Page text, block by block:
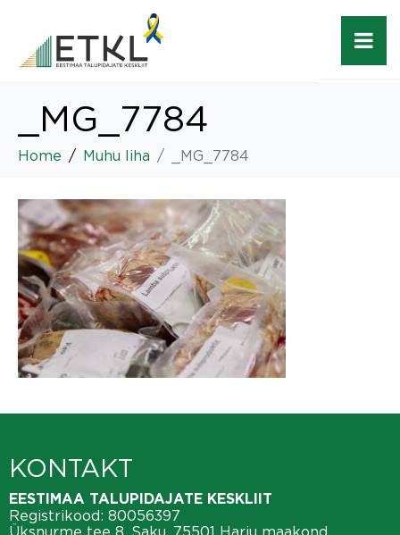
_MG_7784
Home Muhu liha _MG_7784
KONTAKT
EESTIMAA TALUPIDAJATE KESKLIIT
Registrikood: 80056397
Üksnurme tee 8, Saku, 75501 Harju maakond